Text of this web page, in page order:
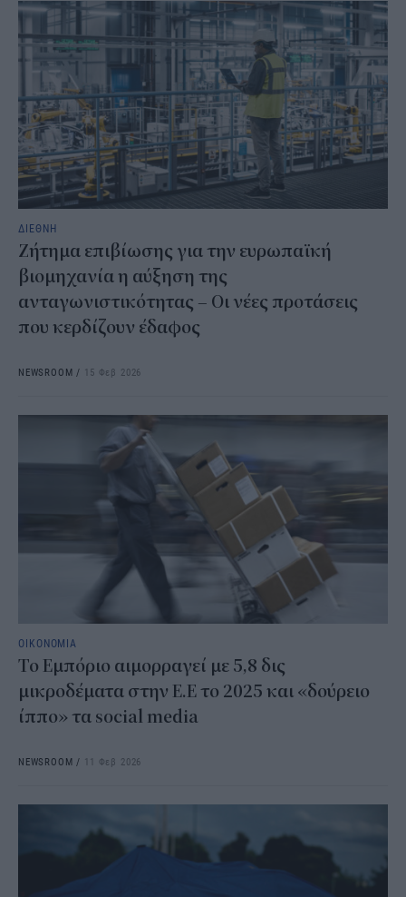
ΔΙΕΘΝΗ
Ζήτημα επιβίωσης για την ευρωπαϊκή
βιομηχανία η αύξηση της
ανταγωνιστικότητας – Οι νέες προτάσεις
που κερδίζουν έδαφος
NEWSROOM / 15 Φεβ 2026
ΟΙΚΟΝΟΜΙΑ
Το Εμπόριο αιμορραγεί με 5,8 δις
μικροδέματα στην Ε.Ε το 2025 και «δούρειο
ίππο» τα social media
NEWSROOM / 11 Φεβ 2026